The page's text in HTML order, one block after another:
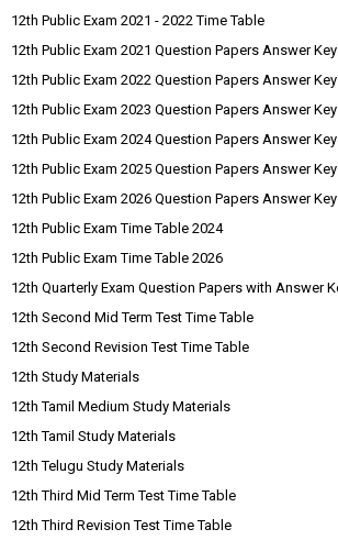
12th Public Exam 2021 - 2022 Time Table
12th Public Exam 2021 Question Papers Answer
12th Public Exam 2022 Question Papers Answer
12th Public Exam 2023 Question Papers Answer
12th Public Exam 2024 Question Papers Answer
12th Public Exam 2025 Question Papers Answer
12th Public Exam 2026 Question Papers Answer
12th Public Exam Time Table 2024
12th Public Exam Time Table 2026
12th Quarterly Exam Question Papers with Answer
12th Second Mid Term Test Time Table
12th Second Revision Test Time Table
12th Study Materials
12th Tamil Medium Study Materials
12th Tamil Study Materials
12th Telugu Study Materials
12th Third Mid Term Test Time Table
12th Third Revision Test Time Table